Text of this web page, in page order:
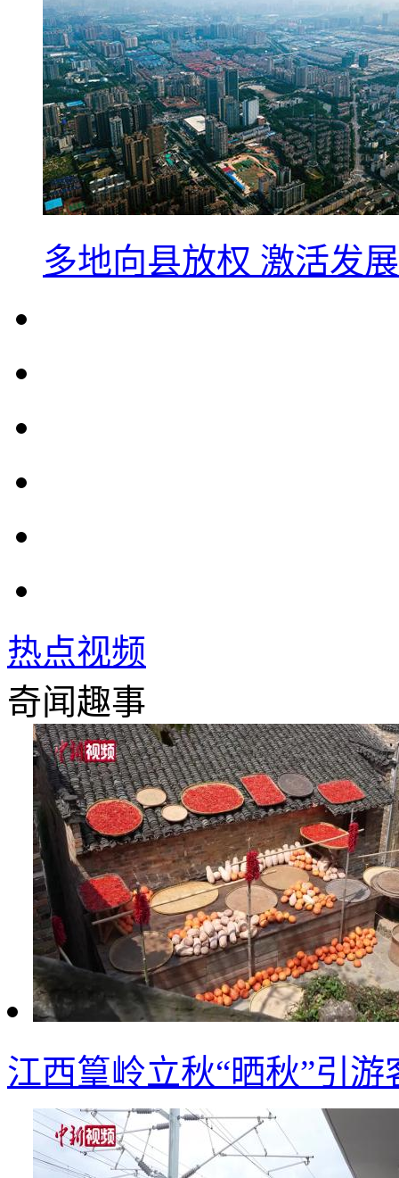
多地向县放权 激活发
热点视频
奇闻趣事
江西篁岭立秋“晒秋”引游